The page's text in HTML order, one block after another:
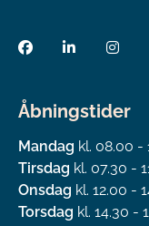
Åbningstider
Mandag kl. 08.00 -
Tirsdag kl. 07.30 -
Onsdag kl. 12.00 -
Torsdag kl. 14.30 -